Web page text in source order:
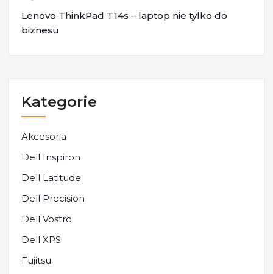
Lenovo ThinkPad T14s – laptop nie tylko do
biznesu
Kategorie
Akcesoria
Dell Inspiron
Dell Latitude
Dell Precision
Dell Vostro
Dell XPS
Fujitsu